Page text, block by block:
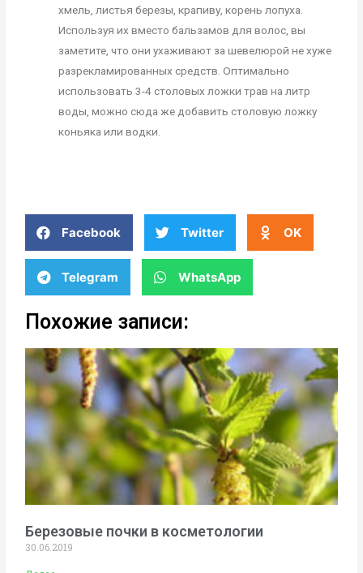
хмель, листья березы, крапиву, корень лопуха.
Используя их вместо бальзамов для волос, вы
заметите, что они ухаживают за шевелюрой не хуже
разрекламированных средств. Оптимально
использовать 3-4 столовых ложки трав на литр
воды, можно сюда же добавить столовую ложку
коньяка или водки.
Facebook Twitter OK
Telegram WhatsApp
Похожие записи:
Березовые почки в косметологии
30.06.2019